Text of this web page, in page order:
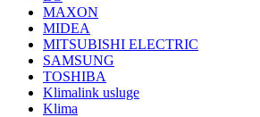
MAXON
MIDEA
MITSUBISHI ELECTRIC
SAMSUNG
TOSHIBA
Klimalink usluge
Klima